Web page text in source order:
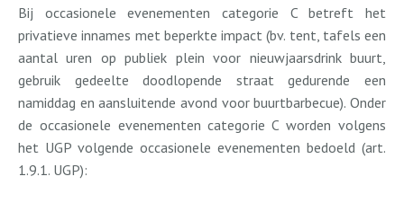
Bij occasionele evenementen categorie C betreft het
privatieve innames met beperkte impact (bv. tent, tafels een
aantal uren op publiek plein voor nieuwjaarsdrink buurt,
gebruik gedeelte doodlopende straat gedurende een
namiddag en aansluitende avond voor buurtbarbecue). Onder
de occasionele evenementen categorie C worden volgens
het UGP volgende occasionele evenementen bedoeld (art.
1.9.1. UGP):